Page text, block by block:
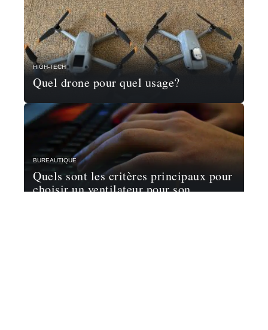
HIGH-TECH
Quel drone pour quel usage?
BUREAUTIQUE
Quels sont les critères principaux pour
choisir un ventilateur pour son